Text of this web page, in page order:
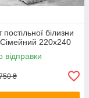
білизни
220х240
відправки
₴